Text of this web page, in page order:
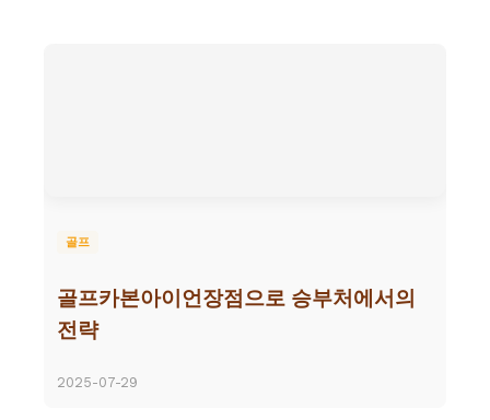
골프
골프카본아이언장점으로 승부처에서의
전략
2025-07-29